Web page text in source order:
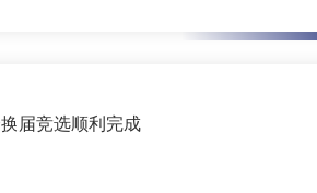
届竞选顺利完成